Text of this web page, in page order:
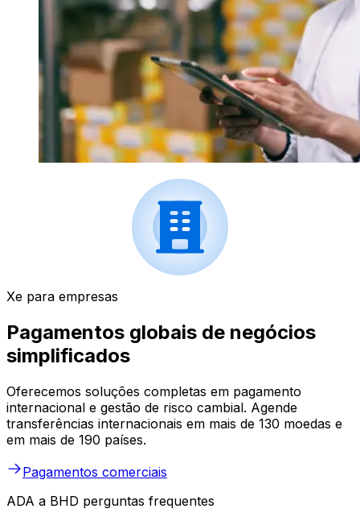
Xe para empresas
Pagamentos globais de negócios
simplificados
Oferecemos soluções completas em pagamento
internacional e gestão de risco cambial. Agende
transferências internacionais em mais de 130 moedas e
em mais de 190 países.
Pagamentos comerciais
ADA a BHD perguntas frequentes